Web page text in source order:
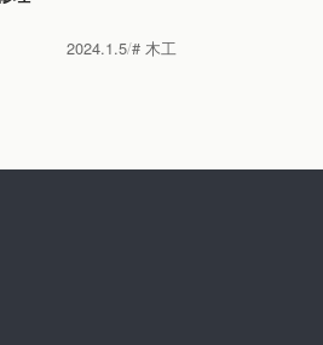
2024.1.5 木工